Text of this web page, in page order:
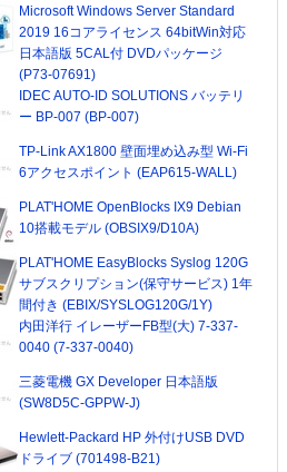
Microsoft Windows Server Standard
2019 16コアライセンス 64bitWin対応
日本語版 5CAL付 DVDパッケージ
(P73-07691)
IDEC AUTO-ID SOLUTIONS バッテリ
ー BP-007 (BP-007)
TP-Link AX1800 壁面埋め込み型 Wi-Fi
6アクセスポイント (EAP615-WALL)
PLAT'HOME OpenBlocks IX9 Debian
10搭載モデル (OBSIX9/D10A)
PLAT'HOME EasyBlocks Syslog 120G
サブスクリプション(保守サービス) 1年
間付き (EBIX/SYSLOG120G/1Y)
内田洋行 イレーザーFB型(大) 7-337-
0040 (7-337-0040)
三菱電機 GX Developer 日本語版
(SW8D5C-GPPW-J)
Hewlett-Packard HP 外付けUSB DVD
ドライブ (701498-B21)